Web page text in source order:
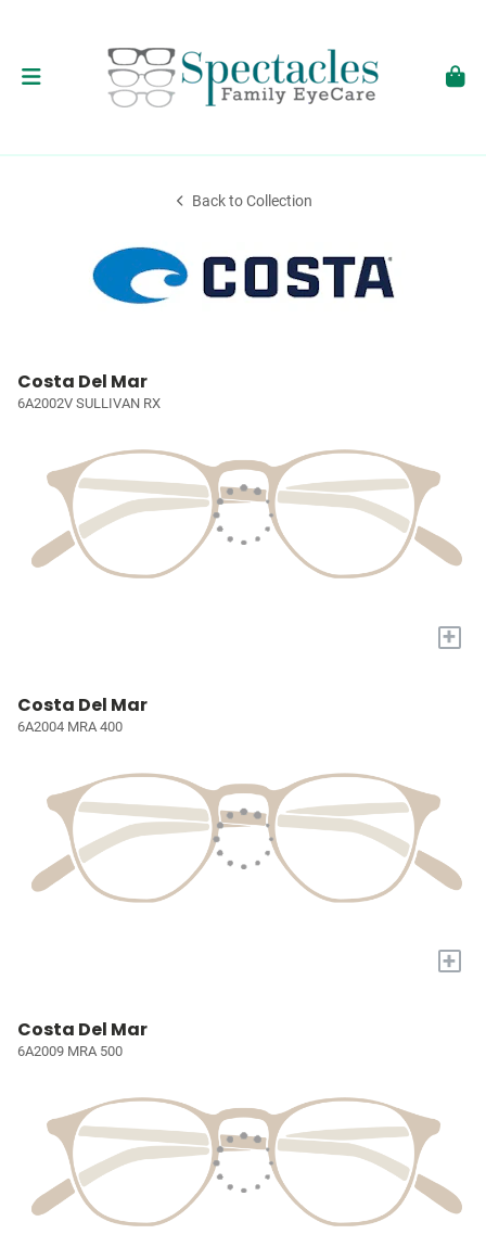
Back to Collection
Costa Del Mar
6A2002V SULLIVAN RX
+
Costa Del Mar
6A2004 MRA 400
+
Costa Del Mar
6A2009 MRA 500